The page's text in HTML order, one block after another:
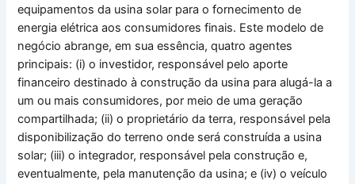
equipamentos da usina solar para o fornecimento de
energia elétrica aos consumidores finais. Este modelo de
negócio abrange, em sua essência, quatro agentes
principais: (i) o investidor, responsável pelo aporte
financeiro destinado à construção da usina para alugá-la a
um ou mais consumidores, por meio de uma geração
compartilhada; (ii) o proprietário da terra, responsável pela
disponibilização do terreno onde será construída a usina
solar; (iii) o integrador, responsável pela construção e,
eventualmente, pela manutenção da usina; e (iv) o veículo